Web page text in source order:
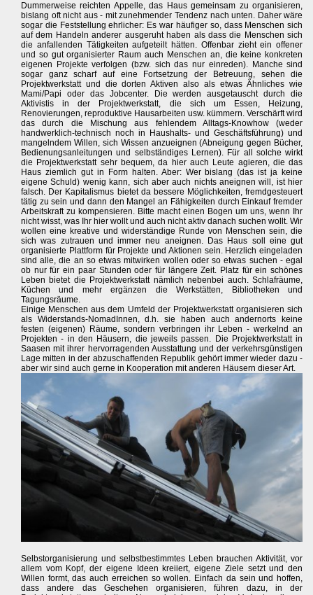
Dummerweise reichten Appelle, das Haus gemeinsam zu organisieren,
bislang oft nicht aus - mit zunehmender Tendenz nach unten. Daher wäre
sogar die Feststellung ehrlicher: Es war häufiger so, dass Menschen sich
auf dem Handeln anderer ausgeruht haben als dass die Menschen sich
die anfallenden Tätigkeiten aufgeteilt hätten. Offenbar zieht ein offener
und so gut organisierter Raum auch Menschen an, die keine konkreten
eigenen Projekte verfolgen (bzw. sich das nur einreden). Manche sind
sogar ganz scharf auf eine Fortsetzung der Betreuung, sehen die
Projektwerkstatt und die dorten Aktiven also als etwas Ähnliches wie
Mami/Papi oder das Jobcenter. Die werden ausgetauscht durch die
Aktivistis in der Projektwerkstatt, die sich um Essen, Heizung,
Renovierungen, reproduktive Hausarbeiten usw. kümmern. Verschärft wird
das durch die Mischung aus fehlendem Alltags-Knowhow (weder
handwerklich-technisch noch in Haushalts- und Geschäftsführung) und
mangelndem Willen, sich Wissen anzueignen (Abneigung gegen Bücher,
Bedienungsanleitungen und selbständiges Lernen). Für all solche wirkt
die Projektwerkstatt sehr bequem, da hier auch Leute agieren, die das
Haus ziemlich gut in Form halten. Aber: Wer bislang (das ist ja keine
eigene Schuld) wenig kann, sich aber auch nichts aneignen will, ist hier
falsch. Der Kapitalismus bietet da bessere Möglichkeiten, fremdgesteuert
tätig zu sein und dann den Mangel an Fähigkeiten durch Einkauf fremder
Arbeitskraft zu kompensieren. Bitte macht einen Bogen um uns, wenn Ihr
nicht wisst, was Ihr hier wollt und auch nicht aktiv danach suchen wollt. Wir
wollen eine kreative und widerständige Runde von Menschen sein, die
sich was zutrauen und immer neu aneignen. Das Haus soll eine gut
organisierte Plattform für Projekte und Aktionen sein. Herzlich eingeladen
sind alle, die an so etwas mitwirken wollen oder so etwas suchen - egal
ob nur für ein paar Stunden oder für längere Zeit. Platz für ein schönes
Leben bietet die Projektwerkstatt nämlich nebenbei auch. Schlafräume,
Küchen und mehr ergänzen die Werkstätten, Bibliotheken und
Tagungsräume.
Einige Menschen aus dem Umfeld der Projektwerkstatt organisieren sich
als Widerstands-NomadInnen, d.h. sie haben auch andernorts keine
festen (eigenen) Räume, sondern verbringen ihr Leben - werkelnd an
Projekten - in den Häusern, die jeweils passen. Die Projektwerkstatt in
Saasen mit ihrer hervorragenden Ausstattung und der verkehrsgünstigen
Lage mitten in der abzuschaffenden Republik gehört immer wieder dazu -
aber wir sind auch gerne in Kooperation mit anderen Häusern dieser Art.
Selbstorganisierung und selbstbestimmtes Leben brauchen Aktivität, vor
allem vom Kopf, der eigene Ideen kreiiert, eigene Ziele setzt und den
Willen formt, das auch erreichen so wollen. Einfach da sein und hoffen,
dass andere das Geschehen organisieren, führen dazu, in der